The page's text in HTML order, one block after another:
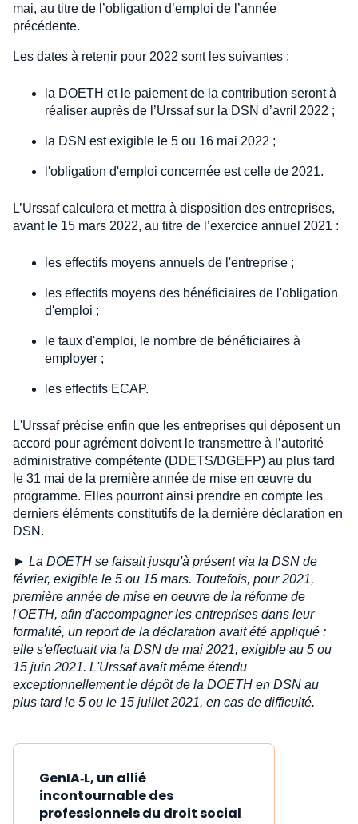
mai, au titre de l’obligation d’emploi de l’année
précédente.
Les dates à retenir pour 2022 sont les suivantes :
la DOETH et le paiement de la contribution seront à
réaliser auprès de l’Urssaf sur la DSN d’avril 2022 ;
la DSN est exigible le 5 ou 16 mai 2022 ;
l'obligation d'emploi concernée est celle de 2021.
L’Urssaf calculera et mettra à disposition des entreprises,
avant le 15 mars 2022, au titre de l’exercice annuel 2021 :
les effectifs moyens annuels de l'entreprise ;
les effectifs moyens des bénéficiaires de l'obligation
d'emploi ;
le taux d'emploi, le nombre de bénéficiaires à
employer ;
les effectifs ECAP.
L'Urssaf précise enfin que les entreprises qui déposent un
accord pour agrément doivent le transmettre à l’autorité
administrative compétente (DDETS/DGEFP) au plus tard
le 31 mai de la première année de mise en œuvre du
programme. Elles pourront ainsi prendre en compte les
derniers éléments constitutifs de la dernière déclaration en
DSN.
► La DOETH se faisait jusqu'à présent via la DSN de
février, exigible le 5 ou 15 mars. Toutefois, pour 2021,
première année de mise en oeuvre de la réforme de
l'OETH, afin d'accompagner les entreprises dans leur
formalité, un report de la déclaration avait été appliqué :
elle s'effectuait via la DSN de mai 2021, exigible au 5 ou
15 juin 2021. L'Urssaf avait même étendu
exceptionnellement le dépôt de la DOETH en DSN au
plus tard le 5 ou le 15 juillet 2021, en cas de difficulté.
GenIA‑L, un allié
incontournable des
professionnels du droit social